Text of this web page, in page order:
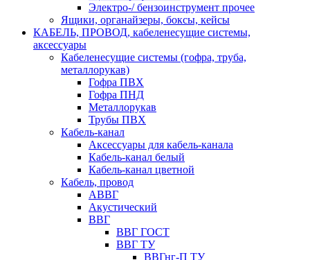
Электро-/ бензоинструмент прочее
Ящики, органайзеры, боксы, кейсы
КАБЕЛЬ, ПРОВОД, кабеленесущие системы,
аксессуары
Кабеленесущие системы (гофра, труба,
металлорукав)
Гофра ПВХ
Гофра ПНД
Металлорукав
Трубы ПВХ
Кабель-канал
Аксессуары для кабель-канала
Кабель-канал белый
Кабель-канал цветной
Кабель, провод
АВВГ
Акустический
ВВГ
ВВГ ГОСТ
ВВГ ТУ
ВВГнг-П ТУ